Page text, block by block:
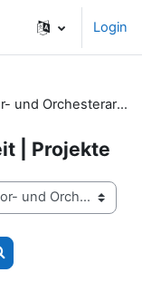
Login
5. Chor- und Orchesterarbeit | Projekte
| Projekte
suchen